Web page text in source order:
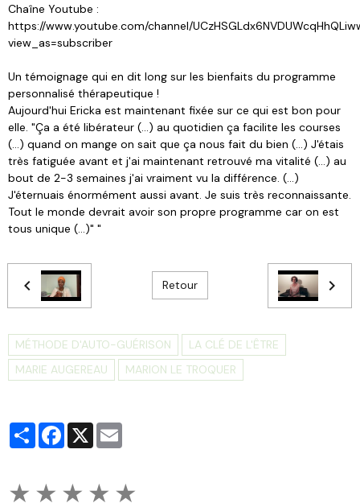
Chaîne Youtube :
https://www.youtube.com/channel/
view_as=subscriber
Un témoignage qui en dit long sur les bienfaits du programme
personnalisé thérapeutique !
Aujourd'hui Ericka est maintenant fixée sur ce qui est bon pour
elle. "Ça a été libérateur (...) au quotidien ça facilite les courses
(...) quand on mange on sait que ça nous fait du bien (...) J'étais
très fatiguée avant et j'ai maintenant retrouvé ma vitalité (...) au
bout de 2-3 semaines j'ai vraiment vu la différence. (...)
J'éternuais énormément aussi avant. Je suis très reconnaissante.
Tout le monde devrait avoir son propre programme car on est
tous unique (...)" "
Retour
MÉTHODE D'AUTO-GUÉRISON
LA CLÉ DE L'ÊTRE
MARIE AUGEREAU
MARION LE TROQUER
PartagerFacebook
X
★ ★ ★ ★ ★